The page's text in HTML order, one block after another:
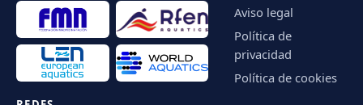
Aviso legal
Política de
privacidad
Política de cookies